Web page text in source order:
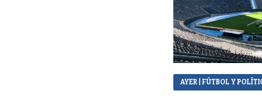
AYER | FÚTBOL Y